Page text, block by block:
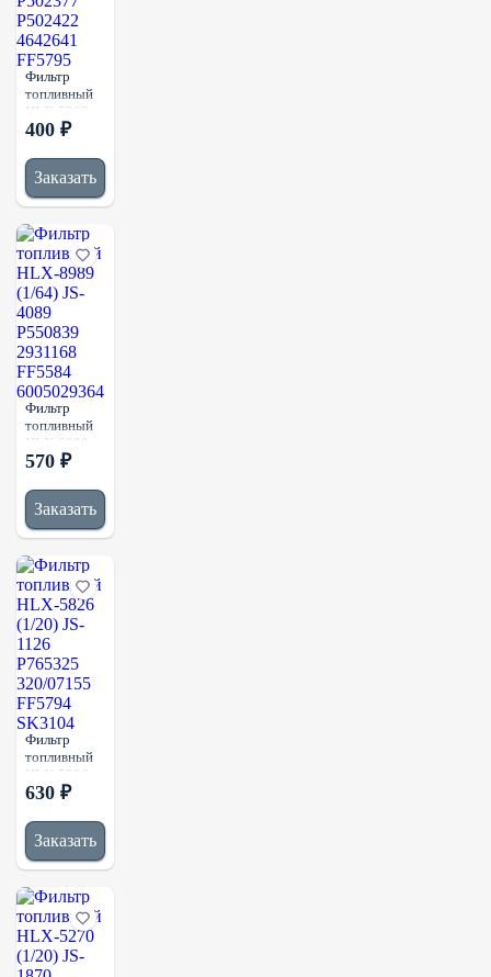
Фильтр
топливный
HLX-5203
(1/50) JS-
P502377
P502422
4642641
400 ₽
Заказать
Фильтр
топливный
HLX-8989
(1/64) JS-
P550839
2931168
FF5584
570 ₽
Заказать
Фильтр
топливный
HLX-5826
(1/20) JS-
P765325
320/07155
FF5794
630 ₽
Заказать